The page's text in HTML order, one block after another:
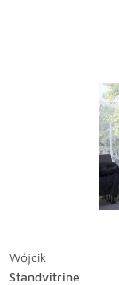
Wójcik
Standvitrine